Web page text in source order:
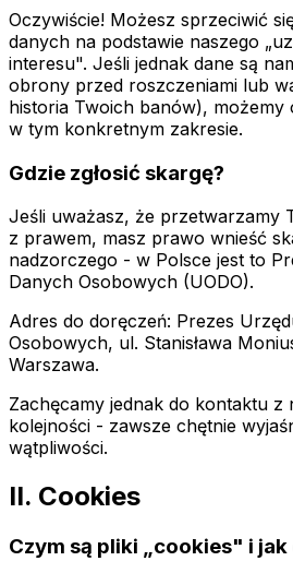
Oczywiście! Możesz sprzeciwić
danych na podstawie naszego
interesu". Jeśli jednak dane są
obrony przed roszczeniami lub
historia Twoich banów), możemy
w tym konkretnym zakresie.
Gdzie zgłosić skargę?
Jeśli uważasz, że przetwarzamy
z prawem, masz prawo wnieść
nadzorczego - w Polsce jest to
Danych Osobowych (UODO).
Adres do doręczeń: Prezes
Osobowych, ul. Stanisława
Warszawa.
Zachęcamy jednak do kontaktu z
kolejności - zawsze chętnie
wątpliwości.
II. Cookies
Czym są pliki „cookies" i jak